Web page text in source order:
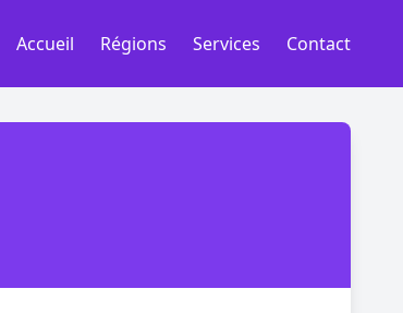
Accueil Régions Services Contact